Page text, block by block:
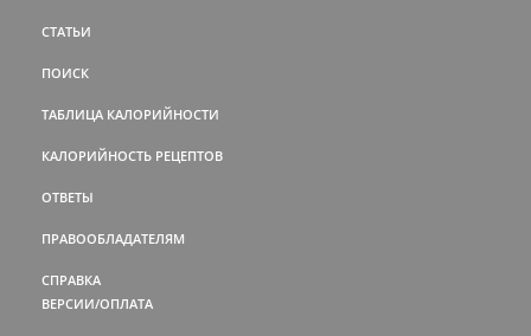
СТАТЬИ
ПОИСК
ТАБЛИЦА КАЛОРИЙНОСТИ
КАЛОРИЙНОСТЬ РЕЦЕПТОВ
ОТВЕТЫ
ПРАВООБЛАДАТЕЛЯМ
СПРАВКА
ВЕРСИИ/ОПЛАТА